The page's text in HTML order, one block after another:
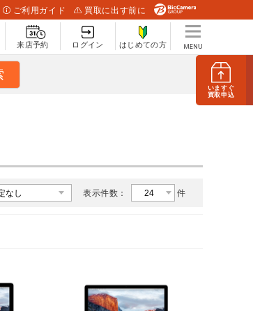
いますぐ
買取申込
ご利用ガイド 買取に出す前に
来店予約 ログイン はじめての方
表示件数： 件